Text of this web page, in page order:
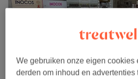
We gebruiken onze eigen cookies
derden om inhoud en advertenties